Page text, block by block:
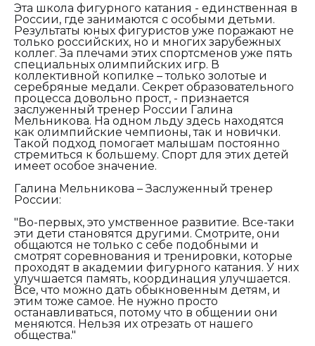
Эта школа фигурного катания - единственная в
России, где занимаются с особыми детьми.
Результаты юных фигуристов уже поражают не
только российских, но и многих зарубежных
коллег. За плечами этих спортсменов уже пять
специальных олимпийских игр. В
коллективной копилке – только золотые и
серебряные медали. Секрет образовательного
процесса довольно прост, - признается
заслуженный тренер России Галина
Мельникова. На одном льду здесь находятся
как олимпийские чемпионы, так и новички.
Такой подход помогает малышам постоянно
стремиться к большему. Спорт для этих детей
имеет особое значение.
Галина Мельникова – Заслуженный тренер
России:
"Во-первых, это умственное развитие. Все-таки
эти дети становятся другими. Смотрите, они
общаются не только с себе подобными и
смотрят соревнования и тренировки, которые
проходят в академии фигурного катания. У них
улучшается память, координация улучшается.
Все, что можно дать обыкновенным детям, и
этим тоже самое. Не нужно просто
останавливаться, потому что в общении они
меняются. Нельзя их отрезать от нашего
общества."